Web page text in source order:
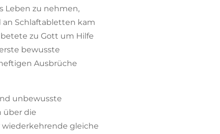
Leben zu nehmen,
Schlaftabletten kam
zu Gott um Hilfe
bewusste
Ausbrüche
unbewusste
über die
gleiche